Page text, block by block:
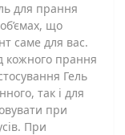
для прання
що
саме для вас.
кожного прання
Гель
так і для
при
При